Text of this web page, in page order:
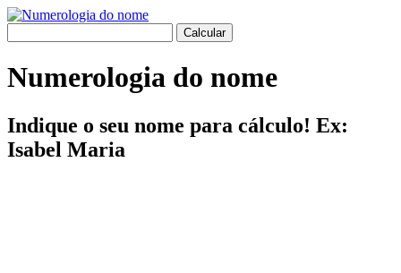
Numerologia do nome
Indique o seu nome para cálculo! Ex:
Isabel Maria